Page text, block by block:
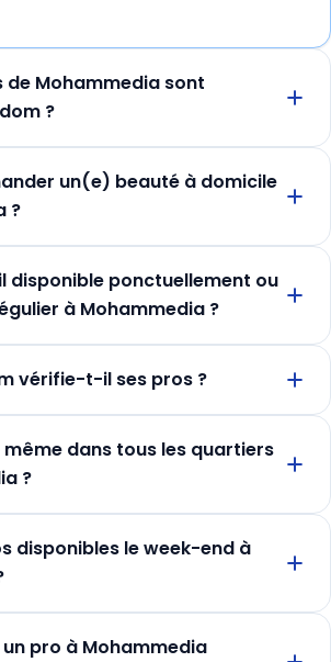
de Mohammedia sont
?
un(e) beauté à domicile
?
disponible ponctuellement ou
à Mohammedia ?
vérifie-t-il ses pros ?
dans tous les quartiers
?
disponibles le week-end à
pro à Mohammedia